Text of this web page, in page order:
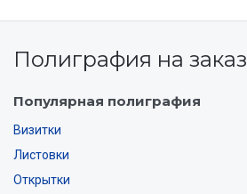
Полиграфия на заказ
Популярная полиграфия
Визитки
Листовки
Открытки